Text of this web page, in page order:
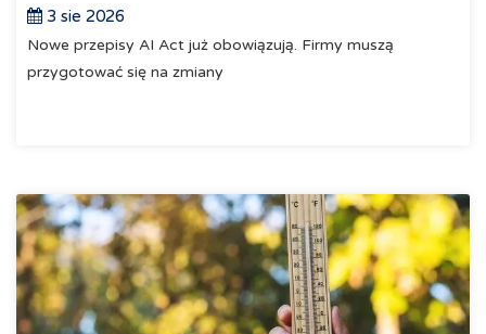
3 sie 2026
Nowe przepisy AI Act już obowiązują. Firmy muszą
przygotować się na zmiany